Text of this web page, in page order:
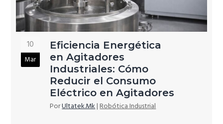
10
Mar
Eficiencia Energética
en Agitadores
Industriales: Cómo
Reducir el Consumo
Eléctrico en Agitadores
PorUltatek.Mk|Robótica Industrial